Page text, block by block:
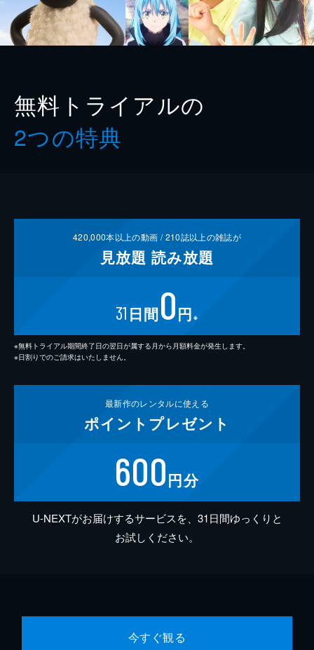
無料トライアルの
2つの特典
420,000本以上の動画 /210誌以上の雑誌が
見放題 読み放題
31 日間0円 ※
※無料トライアル期間終了日の翌日が属する月から月額料金が発生します。
※日割りでのご請求はいたしません。
最新作のレンタルに使える
ポイント プレゼント
600円分
U-NEXTがお届けするサービスを、31日間ゆっくりと
お試しください。
今すぐ観る